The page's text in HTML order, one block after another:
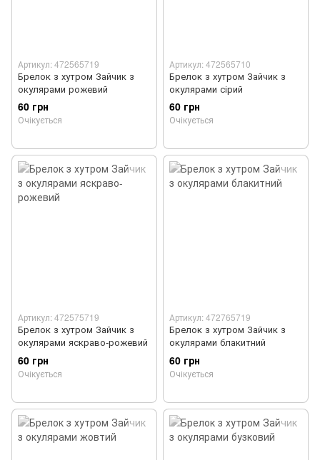
Артикул: 472565719
Брелок з хутром Зайчик з
окулярами рожевий
60 грн
Очікується
Артикул: 472565710
Брелок з хутром Зайчик з
окулярами сірий
60 грн
Очікується
Артикул: 472575719
Брелок з хутром Зайчик з
окулярами яскраво-рожевий
60 грн
Очікується
Артикул: 472765719
Брелок з хутром Зайчик з
окулярами блакитний
60 грн
Очікується